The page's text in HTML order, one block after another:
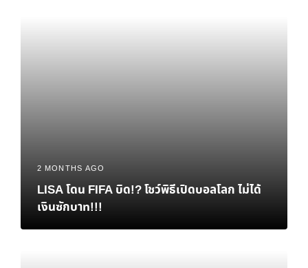
2 MONTHS AGO
LISA โดน FIFA บิด!? โชว์พิธีเปิดบอลโลก ไม่ได้
เงินซักบาท!!!